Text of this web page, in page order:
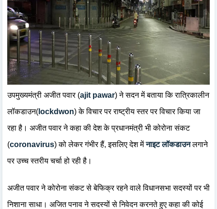
उपमुख्यमंत्री अजीत पवार (ajit pawar) ने सदन में बताया कि रात्रिकालीन
लॉकडाउन( lockdwon) के विचार पर राष्ट्रीय स्तर पर विचार किया जा
रहा है। अजीत पवार ने कहा की देश के प्रधानमंत्री भी कोरोना संकट
(coronavirus) को लेकर गंभीर हैं, इसलिए देश मेंनाइट लॉकडाउनलगाने
पर उच्च स्तरीय चर्चा हो रही है।
अजीत पवार ने कोरोना संकट से बेफिक्र रहने वाले विधानसभा सदस्यों पर भी
निशाना साधा। अजित पनाव ने सदस्यों से निवेदन करनते हुए कहा की कोई